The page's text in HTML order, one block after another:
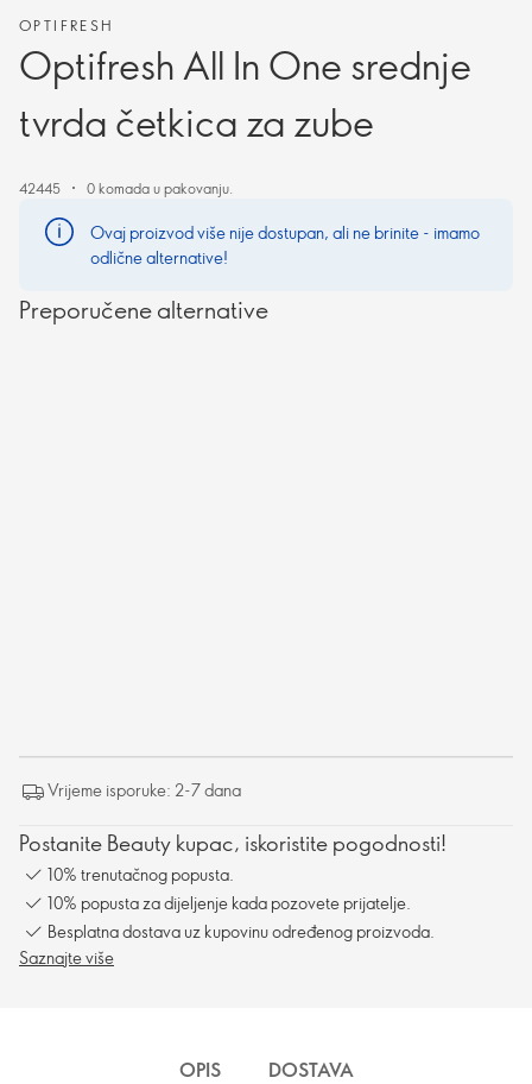
OPTIFRESH
Optifresh All In One srednje
tvrda četkica za zube
42445 0 komada u pakovanju.
Ovaj proizvod više nije dostupan, ali ne brinite - imamo
odlične alternative!
Preporučene alternative
Vrijeme isporuke: 2-7 dana
Postanite Beauty kupac, iskoristite pogodnosti!
10% trenutačnog popusta.
10% popusta za dijeljenje kada pozovete prijatelje.
Besplatna dostava uz kupovinu određenog proizvoda.
Saznajte više
OPIS DOSTAVA